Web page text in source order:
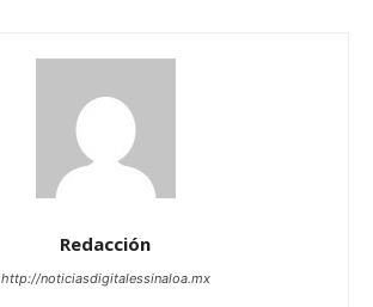
Redacción
http://noticiasdigitalessinaloa.mx